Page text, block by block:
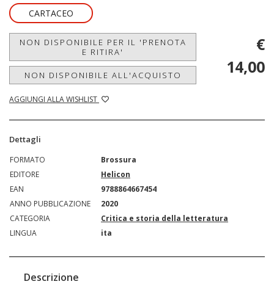
CARTACEO
NON DISPONIBILE PER IL 'PRENOTA
E RITIRA'
NON DISPONIBILE ALL'ACQUISTO
AGGIUNGI ALLA WISHLIST
€
14,00
Dettagli
FORMATO
Brossura
EDITORE
Helicon
EAN
9788864667454
ANNO PUBBLICAZIONE
2020
CATEGORIA
Critica e storia della letteratura
LINGUA
ita
Descrizione